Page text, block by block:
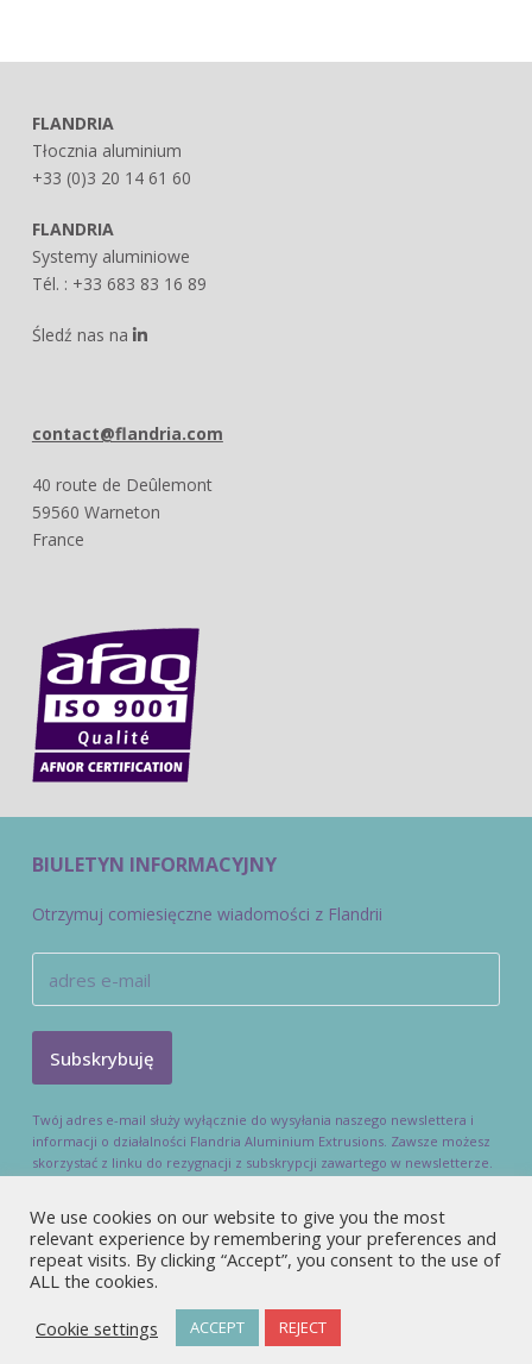
FLANDRIA
Tłocznia aluminium
+33 (0)3 20 14 61 60
FLANDRIA
Systemy aluminiowe
Tél. : +33 683 83 16 89
Śledź nas na
contact@flandria.com
40 route de Deûlemont
59560 Warneton
France
BIULETYN INFORMACYJNY
Otrzymuj comiesięczne wiadomości z Flandrii
Twój adres e-mail służy wyłącznie do wysyłania naszego newslettera i
informacji o działalności Flandria Aluminium Extrusions. Zawsze możesz
skorzystać z linku do rezygnacji z subskrypcji zawartego w newsletterze.
NOTA PRAWNA
We use cookies on our website to give you the most
relevant experience by remembering your preferences and
repeat visits. By clicking “Accept”, you consent to the use of
ALL the cookies.
Cookie settings
ACCEPT REJECT